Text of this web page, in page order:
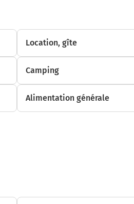
Location, gîte
Camping
Alimentation générale